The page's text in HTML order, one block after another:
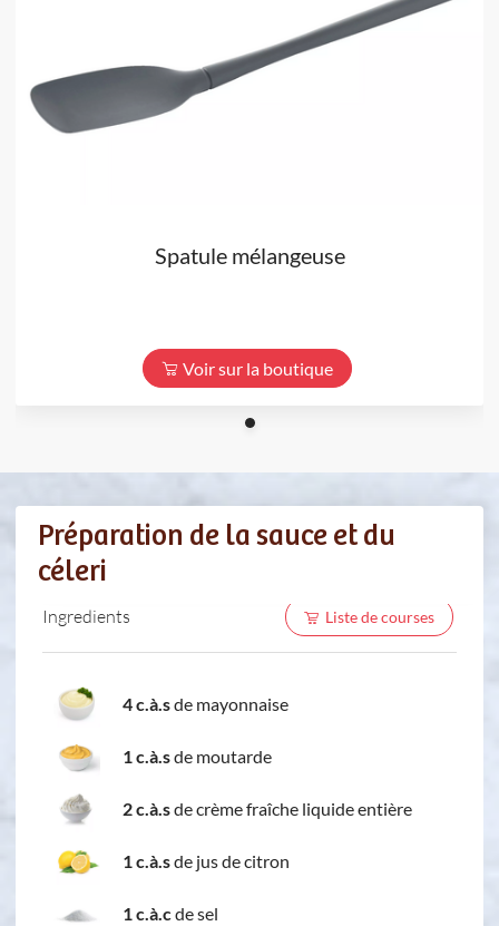
Spatule mélangeuse
Voir sur la boutique
Préparation de la sauce et du
céleri
Ingredients Liste de courses
4 c.à.sde mayonnaise
1 c.à.sde moutarde
2 c.à.sde crème fraîche liquide entière
1 c.à.sde jus de citron
1 c.à.cde sel